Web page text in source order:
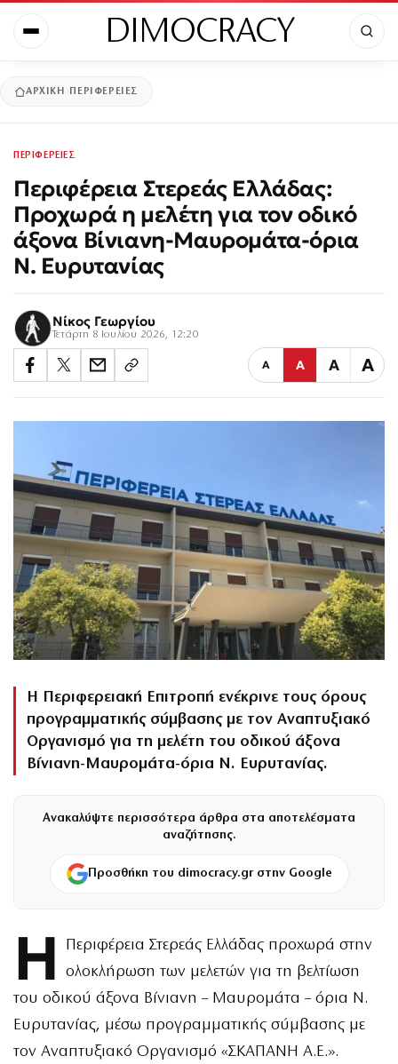
DIMOCRACY
ΑΡΧΙΚΉ ΠΕΡΙΦΕΡΕΙΕΣ
ΠΕΡΙΦΕΡΕΙΕΣ
Περιφέρεια Στερεάς Ελλάδας:
Προχωρά η μελέτη για τον οδικό
άξονα Βίνιανη-Μαυρομάτα-όρια
Ν. Ευρυτανίας
Νίκος Γεωργίου
Τετάρτη 8 Ιουλίου 2026, 12:20
Α Α Α Α
Η Περιφερειακή Επιτροπή ενέκρινε τους όρους
προγραμματικής σύμβασης με τον Αναπτυξιακό
Οργανισμό για τη μελέτη του οδικού άξονα
Βίνιανη-Μαυρομάτα-όρια Ν. Ευρυτανίας.
Ανακαλύψτε περισσότερα άρθρα στα αποτελέσματα
αναζήτησης.
Προσθήκη του dimocracy.gr στην Google
Η
Περιφέρεια Στερεάς Ελλάδας προχωρά στην
ολοκλήρωση των μελετών για τη βελτίωση
του οδικού άξονα Βίνιανη – Μαυρομάτα – όρια Ν.
Ευρυτανίας, μέσω προγραμματικής σύμβασης με
τον Αναπτυξιακό Οργανισμό «ΣΚΑΠΑΝΗ Α.Ε.».